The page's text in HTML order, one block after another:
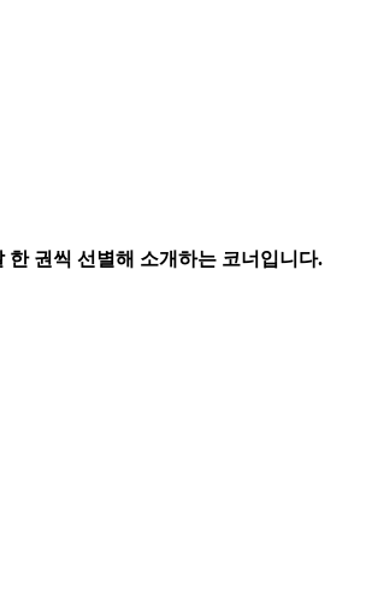
권씩 선별해 소개하는 코너입니다.